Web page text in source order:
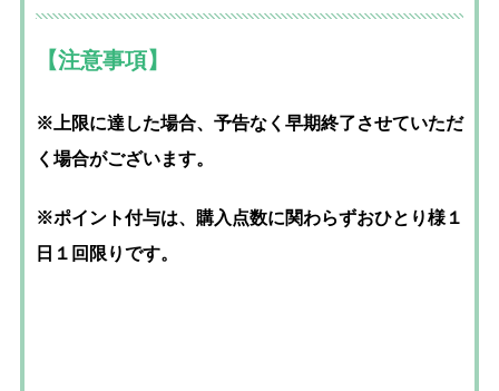
【注意事項】
※上限に達した場合、予告なく早期終了させていただ
く場合がございます。
※ポイント付与は、購入点数に関わらずおひとり様１
日１回限りです。